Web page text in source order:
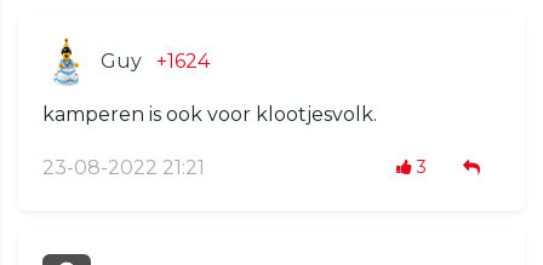
Guy +1624
kamperen is ook voor klootjesvolk.
23-08-2022 21:21 3